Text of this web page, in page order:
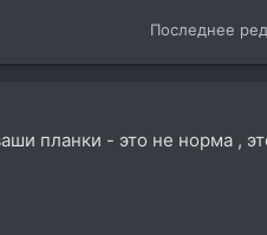
Последнее
планки - это не норма ,